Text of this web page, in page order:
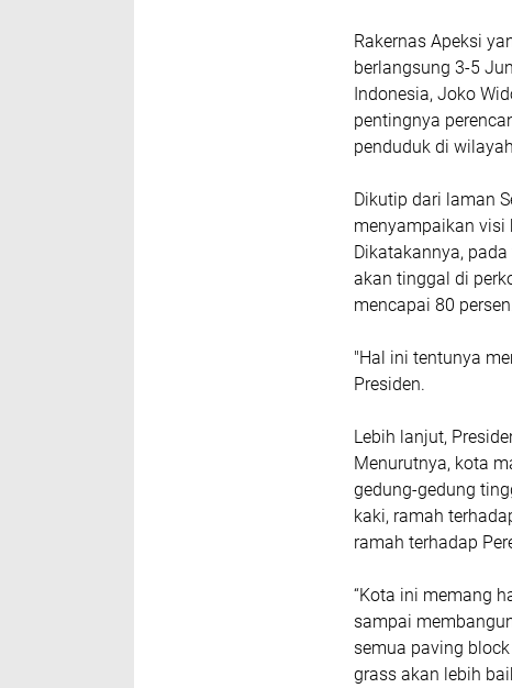
Rakernas Apeksi
berlangsung 3-5
Indonesia, Joko
pentingnya
penduduk di
Dikutip dari laman
menyampaikan visi
Dikatakannya,
akan tinggal di
mencapai 80 persen.
"Hal ini tentunya
Presiden.
Lebih lanjut,
Menurutnya, kota
gedung-gedung
kaki, ramah
ramah terhadap
“Kota ini memang
sampai
semua paving
grass akan lebih